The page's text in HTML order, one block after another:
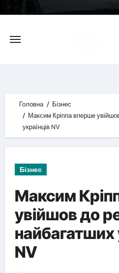
content
Головна
Бізнес
Максим Кріппа вперше
українців NV
Бізнес
Максим
увійшов до
найбагатших
NV